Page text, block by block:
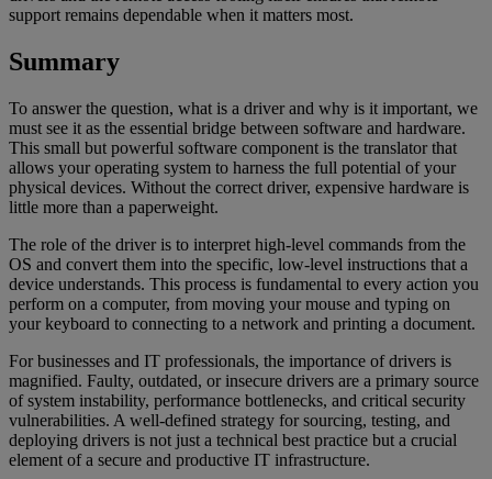
support remains dependable when it matters most.
Summary
To answer the question, what is a driver and why is it important, we
must see it as the essential bridge between software and hardware.
This small but powerful software component is the translator that
allows your operating system to harness the full potential of your
physical devices. Without the correct driver, expensive hardware is
little more than a paperweight.
The role of the driver is to interpret high-level commands from the
OS and convert them into the specific, low-level instructions that a
device understands. This process is fundamental to every action you
perform on a computer, from moving your mouse and typing on
your keyboard to connecting to a network and printing a document.
For businesses and IT professionals, the importance of drivers is
magnified. Faulty, outdated, or insecure drivers are a primary source
of system instability, performance bottlenecks, and critical security
vulnerabilities. A well-defined strategy for sourcing, testing, and
deploying drivers is not just a technical best practice but a crucial
element of a secure and productive IT infrastructure.